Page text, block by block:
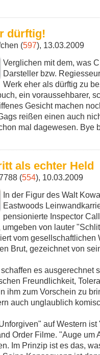
dürftig!
(597), 13.03.2009
Verglichen mit dem, was
Darsteller bzw.
Werk eher als dürftig zu
ein voraussehbarer,
Gesicht machen
reißen einen auch
mal dagewesen. Bye
als echter Held
(554), 10.03.2009
In der Figur des Walt
Eastwoods
pensionierte Inspector
umgeben von lauter
vom gesellschaftlichen
Brut, gezeichnet von
es ausgerechnet
Freundlichkeit,
ihm zum Vorschein zu
auch unglaublich
auf Western
Order Filme. "Auge um
Im Prinzip ist es das,